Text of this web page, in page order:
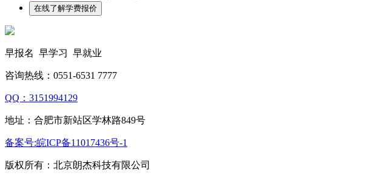
早报名 早学习 早就业
咨询热线：0551-6531 7777
QQ：3151994129
地址：合肥市新站区学林路849号
备案号:皖ICP备11017436号-1
版权所有：北京朗杰科技有限公司